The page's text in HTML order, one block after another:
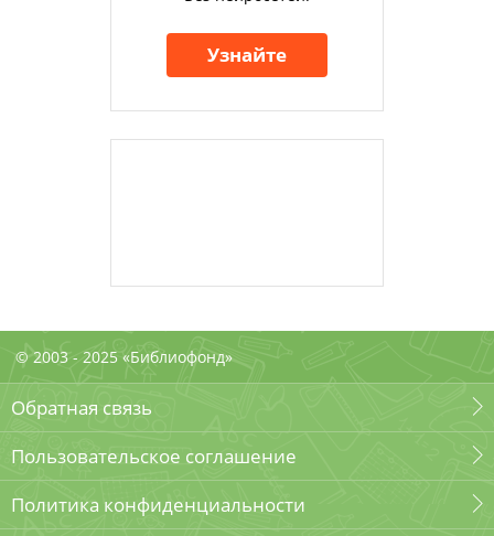
Узнайте
© 2003 - 2025 «Библиофонд»
Обратная связь
Пользовательское соглашение
Политика конфиденциальности